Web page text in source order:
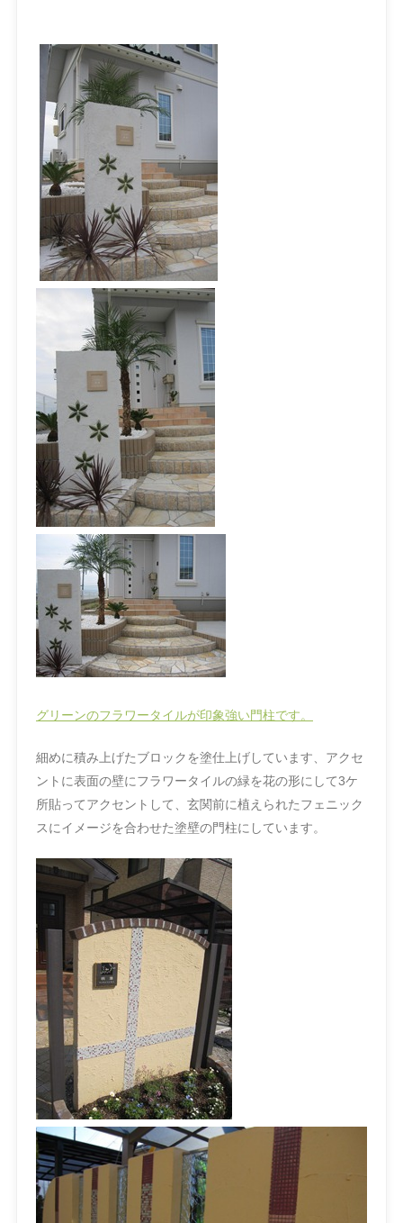
グリーンのフラワータイルが印象強い門柱です。
細めに積み上げたブロックを塗仕上げしています、アクセ
ントに表面の壁にフラワータイルの緑を花の形にして3ケ
所貼ってアクセントして、玄関前に植えられたフェニック
スにイメージを合わせた塗壁の門柱にしています。